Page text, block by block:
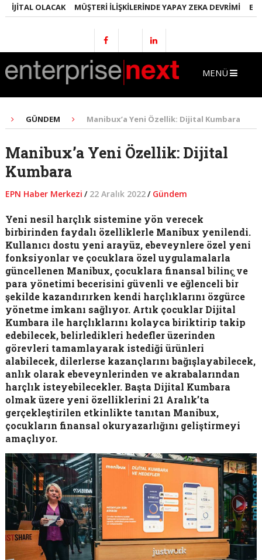
OLACAK MÜŞTERI İLIŞKILERINDE YAPAY ZEKA DEVRIMI
MENÜ
GÜNDEM Manibux’a Yeni Özellik: Dijital Kumbara
Manibux’a Yeni Özellik: Dijital
Kumbara
EPN Haber Merkezi / 22 Aralık 2022/ Gündem
Yeni nesil harçlık sistemine yön verecek
birbirinden faydalı özelliklerle Manibux yenilendi.
Kullanıcı dostu yeni arayüz, ebeveynlere özel yeni
fonksiyonlar ve çocuklara özel uygulamalarla
güncellenen Manibux, çocuklara finansal bilinç̧ ve
para yönetimi becerisini güvenli ve eğlenceli bir
şekilde kazandırırken kendi harçlıklarını özgürce
yönetme imkanı sağlıyor. Artık çocuklar Dijital
Kumbara ile harçlıklarını kolayca biriktirip takip
edebilecek, belirledikleri hedefler üzerinden
görevleri tamamlayarak istediği ürünleri
alabilecek, dilerlerse kazançlarını bağışlayabilecek,
anlık olarak ebeveynlerinden ve akrabalarından
harçlık isteyebilecekler. Başta Dijital Kumbara
olmak üzere yeni özelliklerini 21 Aralık’ta
gerçekleştirilen etkinlikte tanıtan Manibux,
çocukların finansal okuryazarlığını geliştirmeyi
amaçlıyor.